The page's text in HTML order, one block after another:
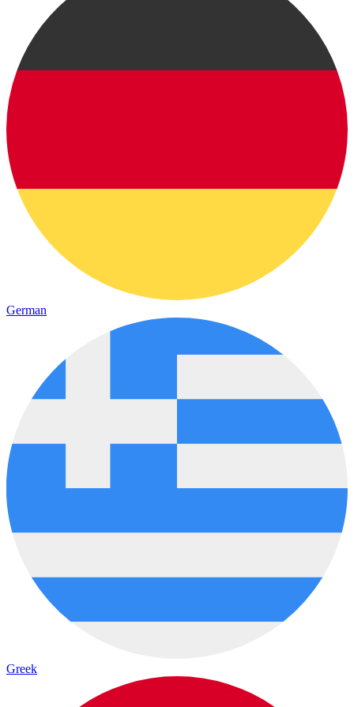
German
Greek